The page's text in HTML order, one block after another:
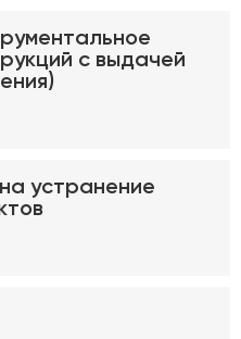
с выдачей
устранение